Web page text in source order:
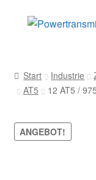
Zur
Zum
AGB
Blog
Start Industrie
AT5
12 AT5 /
ANGEBOT!